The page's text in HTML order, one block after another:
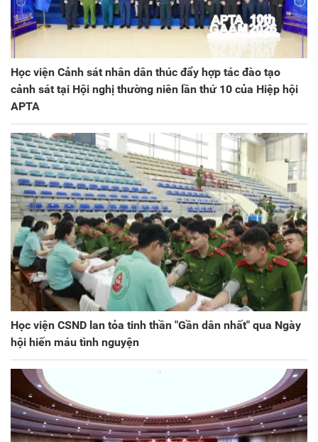
Học viện Cảnh sát nhân dân thúc đẩy hợp tác đào tạo
cảnh sát tại Hội nghị thường niên lần thứ 10 của Hiệp hội
APTA
Học viện CSND lan tỏa tinh thần "Gần dân nhất" qua Ngày
hội hiến máu tình nguyện